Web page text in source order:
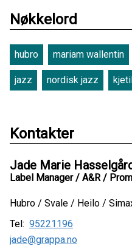
Nøkkelord
hubro mariam wallentin
jazz nordisk jazz
Kontakter
Jade Marie
Label Manager / A&R /
Hubro / Svale / Heilo /
Tel: 95221196
jade@grappa.no